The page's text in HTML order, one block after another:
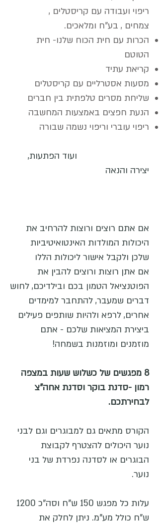
ריפוי ועבודה עם קריסטלים ,
צמחים , בע"ח ומלאכים.
הכרות עם חית הכוח שלנו- חית
הטוטם
קריאת עתיד
מסעות אסטרליים עם קריסטלים
שליחת מסרים טלפתית בין חברים
הנעת חפצים באמצעות המחשבה
ריפוי עוברי וריפוי נשמה שבורה
ועוד הפתעות,
יצירה והנאה
אם אתם רוצים ורוצות להרחיב את
היכולות המולדות האינטואיטיביות
שלכן ולקבל אישור ליכולות הללו
אם אתן רוצות ורוצים להבין את
הפוטנציאל הטמון בכם ובילדיכם, לחוש
דברים שמעבר, להתחבר למימדים
אחרים, לרפא ולהיות שותפים פעילים
ביצירת המציאות שלכם - אתם
מוזמנים ומוזמנות בשמחה!
8 מפגשים של כשלוש שעות במצפה
רמון -סדנת בוקר וסדנת אחה"צ
לבחירתכם.
הקורס מתאים גם למבוגרים וגם לבני
נוער היכולים להצטרף לקבוצת
הבוגרים או לסדנה נפרדת של בני
נוער.
עלות כל מפגש 150 ש"ח וסה"כ 1200
ש"ח כולל מע"מ. ניתן לחלק את